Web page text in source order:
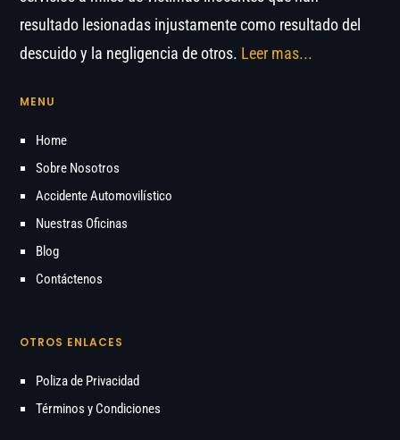
resultado lesionadas injustamente como resultado del
descuido y la negligencia de otros. Leer mas...
MENU
Home
Sobre Nosotros
Accidente Automovilístico
Nuestras Oficinas
Blog
Contáctenos
OTROS ENLACES
Poliza de Privacidad
Términos y Condiciones